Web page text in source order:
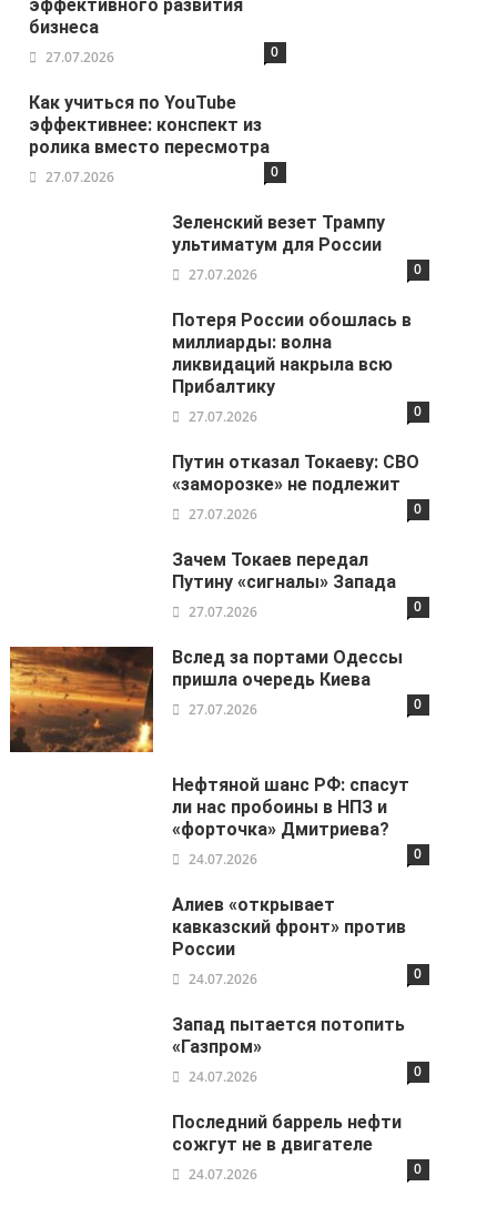
эффективного развития
бизнеса
27.07.2026 0
Как учиться по YouTube
эффективнее: конспект из
ролика вместо пересмотра
27.07.2026 0
Зеленский везет Трампу
ультиматум для России
27.07.2026 0
Потеря России обошлась в
миллиарды: волна
ликвидаций накрыла всю
Прибалтику
27.07.2026 0
Путин отказал Токаеву: СВО
«заморозке» не подлежит
27.07.2026 0
Зачем Токаев передал
Путину «сигналы» Запада
27.07.2026 0
Вслед за портами Одессы
пришла очередь Киева
27.07.2026 0
Нефтяной шанс РФ: спасут
ли нас пробоины в НПЗ и
«форточка» Дмитриева?
24.07.2026 0
Алиев «открывает
кавказский фронт» против
России
24.07.2026 0
Запад пытается потопить
«Газпром»
24.07.2026 0
Последний баррель нефти
сожгут не в двигателе
24.07.2026 0